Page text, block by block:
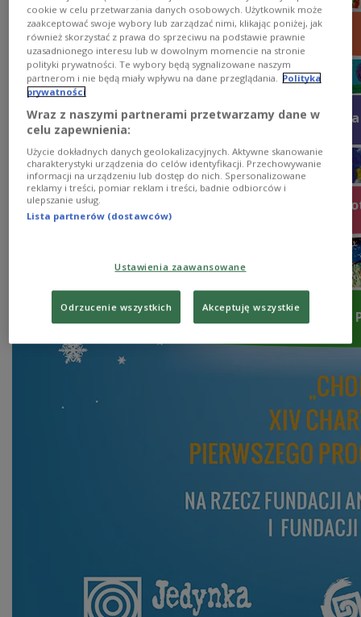
Licytacja prac
cookie w celu przetwarzania danych osobowych. Użytkownik może
zaakceptować swoje wybory lub zarządzać nimi, klikając poniżej, jak
również skorzystać z prawa do sprzeciwu na podstawie prawnie
uzasadnionego interesu lub w dowolnym momencie na stronie
polityki prywatności. Te wybory będą sygnalizowane naszym
partnerom i nie będą miały wpływu na dane przeglądania.
Polityka
prywatności
Wraz z naszymi partnerami przetwarzamy dane w
celu zapewnienia:
Użycie dokładnych danych geolokalizacyjnych. Aktywne skanowanie
charakterystyki urządzenia do celów identyfikacji. Przechowywanie
informacji na urządzeniu lub dostęp do nich. Spersonalizowane
reklamy i treści, pomiar reklam i treści, badnie odbiorców i
ulepszanie usług.
Lista partnerów (dostawców)
Ustawienia zaawansowane
Odrzucenie wszystkich Akceptuję wszystkie